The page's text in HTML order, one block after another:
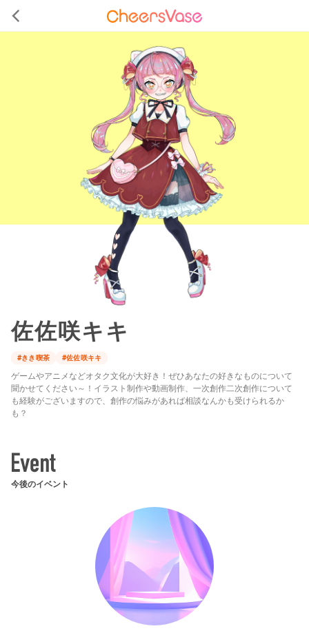
佐佐咲キキ
#きき喫茶 #佐佐咲キキ
ゲームやアニメなどオタク文化が大好き！ぜひあなたの好きなものについて
聞かせてください～！イラスト制作や動画制作、一次創作二次創作について
も経験がございますので、創作の悩みがあれば相談なんかも受けられるか
も？
今後のイベント